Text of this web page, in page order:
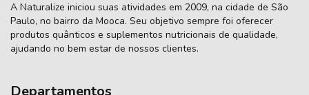
A Naturalize iniciou suas atividades em 2009, na cidade de São
Paulo, no bairro da Mooca. Seu objetivo sempre foi oferecer
produtos quânticos e suplementos nutricionais de qualidade,
ajudando no bem estar de nossos clientes.